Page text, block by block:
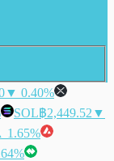
▼ 0.40%
SOL฿2,449.52 ▼
1.65%